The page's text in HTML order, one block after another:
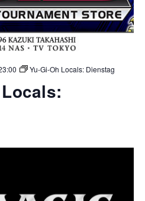
Yu-Gi-Oh Locals: Dienstag